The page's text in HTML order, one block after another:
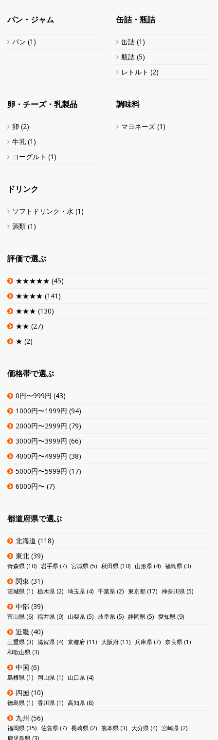
パン・ジャム
パン (1)
缶詰・瓶詰
缶詰 (1)
瓶詰 (5)
レトルト (2)
卵・チーズ・乳製品
卵 (2)
牛乳 (1)
ヨーグルト (1)
調味料
マヨネーズ (1)
ドリンク
ソフトドリンク・水 (1)
酒類 (1)
評価で選ぶ
★★★★★ (45)
★★★★ (141)
★★★ (130)
★★ (27)
★ (2)
価格帯で選ぶ
0円〜999円 (43)
1000円〜1999円 (94)
2000円〜2999円 (79)
3000円〜3999円 (66)
4000円〜4999円 (38)
5000円〜5999円 (17)
6000円〜 (7)
都道府県で選ぶ
北海道 (118)
東北 (39)
青森県 (10) 岩手県 (7) 宮城県 (5) 秋田県 (10) 山形県 (4) 福島県 (3)
関東 (31)
茨城県 (1) 栃木県 (2) 埼玉県 (4) 千葉県 (2) 東京都 (17) 神奈川県 (5)
中部 (39)
富山県 (6) 福井県 (9) 山梨県 (5) 岐阜県 (5) 静岡県 (5) 愛知県 (9)
近畿 (40)
三重県 (3) 滋賀県 (4) 京都府 (11) 大阪府 (11) 兵庫県 (7) 奈良県 (1)
和歌山県 (3)
中国 (6)
島根県 (1) 岡山県 (1) 山口県 (4)
四国 (10)
徳島県 (1) 香川県 (1) 高知県 (8)
九州 (56)
福岡県 (35) 佐賀県 (7) 長崎県 (2) 熊本県 (3) 大分県 (4) 宮崎県 (2)
鹿児島県 (3)